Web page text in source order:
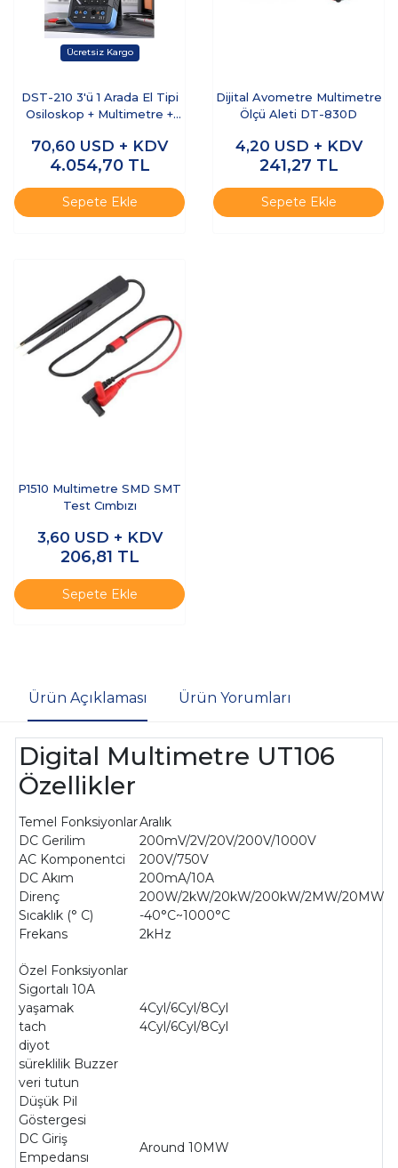
DST-210 3'ü 1 Arada El Tipi
Osiloskop + Multimetre +
70,60 USD + KDV
4.054,70 TL
Sepete Ekle
Dijital Avometre Multimetre
Ölçü Aleti DT-830D
4,20 USD + KDV
241,27 TL
Sepete Ekle
P1510 Multimetre SMD SMT
Test Cımbızı
3,60 USD + KDV
206,81 TL
Sepete Ekle
Ürün Açıklaması Ürün Yorumları
Digital Multimetre UT106
Özellikler
Temel FonksiyonlarAralık
DC Gerilim
200mV/2V/20V/200V/1000V
AC Komponentci
200V/750V
DC Akım
200mA/10A
Direnç
200W/2kW/20kW/200kW/2MW/20MW
Sıcaklık (° C)
-40°C~1000°C
Frekans
2kHz
Özel Fonksiyonlar
Sigortalı 10A
yaşamak
4Cyl/6Cyl/8Cyl
tach
4Cyl/6Cyl/8Cyl
diyot
süreklilik Buzzer
veri tutun
Düşük Pil
Göstergesi
DC Giriş
Empedansı
Around 10MW